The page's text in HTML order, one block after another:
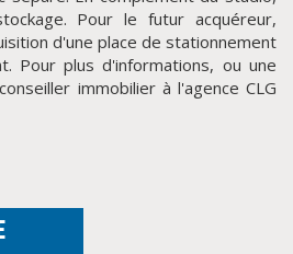
ICI POUR AGRANDIR
Pour le futur acquéreur,
d'une place de stationnement
Pour plus d'informations, ou une
immobilier à l'agence CLG